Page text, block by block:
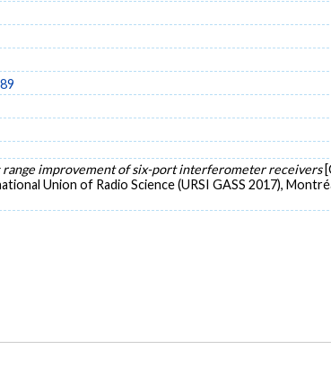
range improvement of six-port interferometer receivers
Union of Radio Science (URSI GASS 2017),